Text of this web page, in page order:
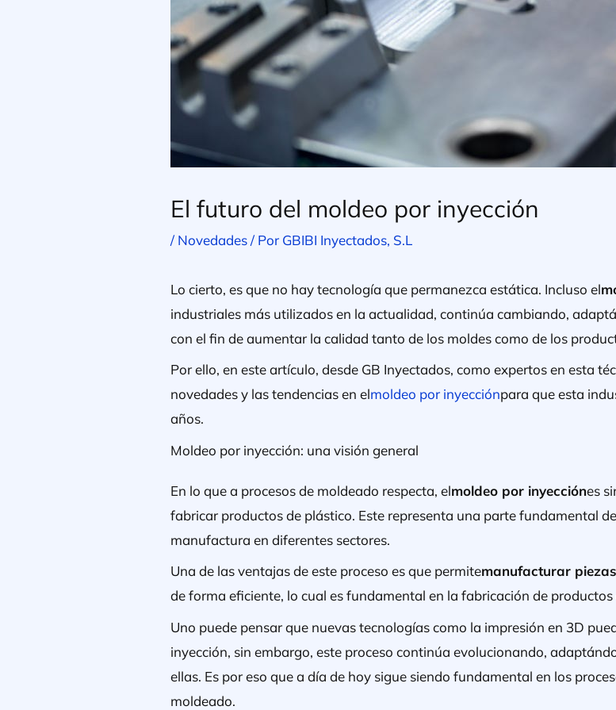
El futuro del moldeo por inyección
/ Novedades/ Por GBIBI Inyectados, S.L
Lo cierto, es que no hay tecnología que permanezca estática. Incluso el
industriales más utilizados en la actualidad, continúa cambiando,
con el fin de aumentar la calidad tanto de los moldes como de los
Por ello, en este artículo, desde GB Inyectados, como expertos en esta
novedades y las tendencias en elmoldeo por inyecciónpara que esta
años.
Moldeo por inyección: una visión general
En lo que a procesos de moldeado respecta, elmoldeo por inyecciónes
fabricar productos de plástico. Este representa una parte fundamental
manufactura en diferentes sectores.
Una de las ventajas de este proceso es que permitemanufacturar
de forma eficiente, lo cual es fundamental en la fabricación de
Uno puede pensar que nuevas tecnologías como la impresión en 3D
inyección, sin embargo, este proceso continúa evolucionando,
ellas. Es por eso que a día de hoy sigue siendo fundamental en los
moldeado.